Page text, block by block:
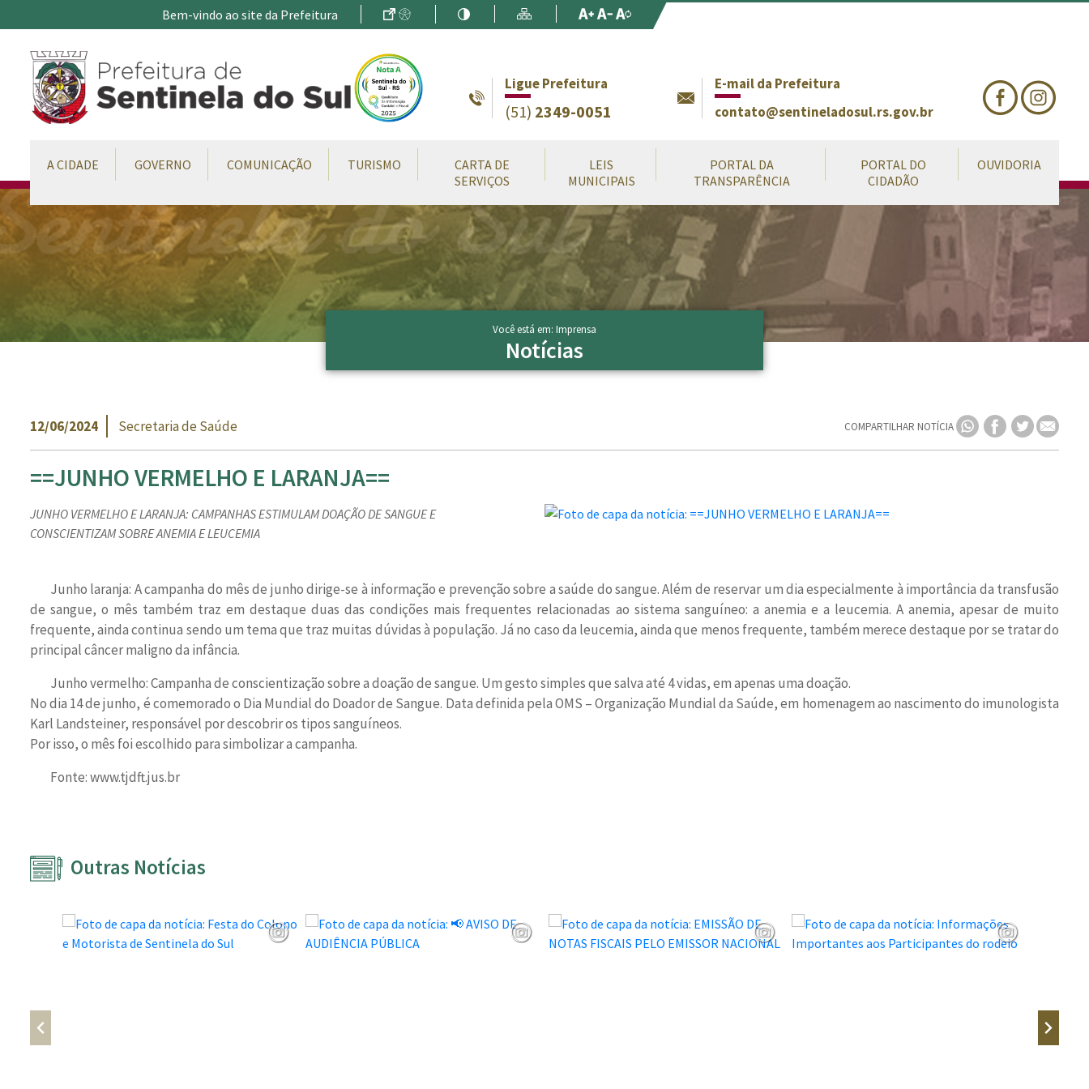
Bem-vindo ao site da Prefeitura Ir para o Conteúdo
AcessibilidadeAlto ContrasteMapa do Site Aumentar Fonte
Diminuir Fonte
Fonte Original
Ligue Prefeitura
(51) 2349-0051
E-mail da Prefeitura
contato@sentineladosul.rs.gov.br
CONTEÚDO DO MENU
A CIDADE GOVERNO COMUNICAÇÃO TURISMO
CARTA DE
SERVIÇOS
LEIS
MUNICIPAIS
PORTAL DA
TRANSPARÊNCIA
PORTAL DO
CIDADÃO
OUVIDORIA
Conteúdo Principal
Você está em: Imprensa
Notícias
12/06/2024 Secretaria de Saúde COMPARTILHAR NOTÍCIA
==JUNHO VERMELHO E LARANJA==
JUNHO VERMELHO E LARANJA: CAMPANHAS ESTIMULAM DOAÇÃO DE SANGUE E
CONSCIENTIZAM SOBRE ANEMIA E LEUCEMIA
Junho laranja: A campanha do mês de junho dirige-se à informação e prevenção sobre a saúde do sangue. Além de reservar um dia especialmente à importância da transfusão
de sangue, o mês também traz em destaque duas das condições mais frequentes relacionadas ao sistema sanguíneo: a anemia e a leucemia. A anemia, apesar de muito
frequente, ainda continua sendo um tema que traz muitas dúvidas à população. Já no caso da leucemia, ainda que menos frequente, também merece destaque por se tratar do
principal câncer maligno da infância.
Junho vermelho: Campanha de conscientização sobre a doação de sangue. Um gesto simples que salva até 4 vidas, em apenas uma doação.
No dia 14 de junho, é comemorado o Dia Mundial do Doador de Sangue. Data definida pela OMS – Organização Mundial da Saúde, em homenagem ao nascimento do imunologista
Karl Landsteiner, responsável por descobrir os tipos sanguíneos.
Por isso, o mês foi escolhido para simbolizar a campanha.
Fonte: www.tjdft.jus.br
Outras Notícias